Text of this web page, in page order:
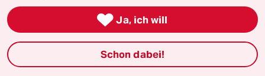
Fragen & Hilfe
 Ja, ich will
Schon dabei!